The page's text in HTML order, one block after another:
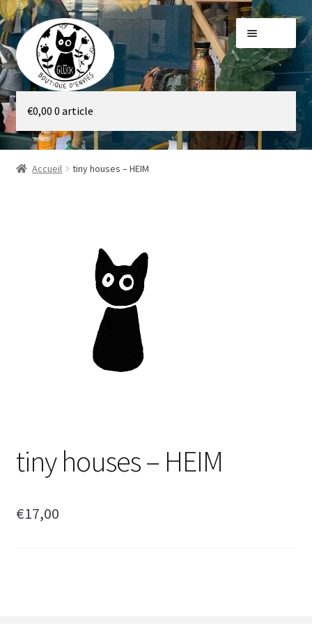
Aller
à
la
navigation
Aller
au
contenu
Galerie
Boutique
€0,00 0 article
Accueil tiny houses – HEIM
tiny houses – HEIM
€17,00